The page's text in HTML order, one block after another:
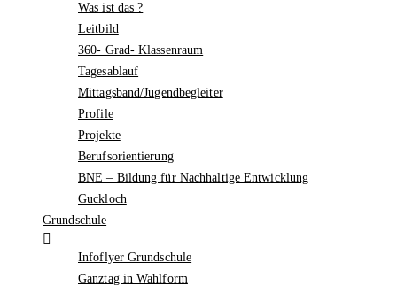
Was ist das ?
Leitbild
360- Grad- Klassenraum
Tagesablauf
Mittagsband/Jugendbegleiter
Profile
Projekte
Berufsorientierung
BNE – Bildung für Nachhaltige Entwicklung
Guckloch
Grundschule
Infoflyer Grundschule
Ganztag in Wahlform